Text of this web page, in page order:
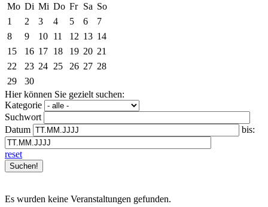
Mo Di Mi Do Fr Sa So
1
2 3 4 5 6
7
8
9 10 11 12 13 14
15
16 17 18 19 20 21
22
23 24 25 26 27 28
29
30
Hier können Sie gezielt suchen:
Kategorie
Suchwort
Datum
bis:
reset
Es wurden keine Veranstaltungen gefunden.